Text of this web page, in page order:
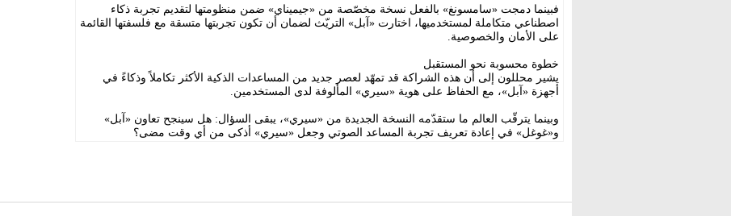
فبينما دمجت «سامسونغ» بالفعل نسخة مخصّصة من «جيميناي» ضمن منظومتها لتقديم تجربة ذكاء
اصطناعي متكاملة لمستخدميها، اختارت «آبل» التريّث لضمان أن تكون تجربتها متسقة مع فلسفتها القائمة
على الأمان والخصوصية.
خطوة محسوبة نحو المستقبل
يشير محللون إلى أن هذه الشراكة قد تمهّد لعصر جديد من المساعدات الذكية الأكثر تكاملاً وذكاءً في
أجهزة «آبل»، مع الحفاظ على هوية «سيري» المألوفة لدى المستخدمين.
وبينما يترقّب العالم ما ستقدّمه النسخة الجديدة من «سيري»، يبقى السؤال: هل سينجح تعاون «آبل»
و«غوغل» في إعادة تعريف تجربة المساعد الصوتي وجعل «سيري» أذكى من أي وقت مضى؟